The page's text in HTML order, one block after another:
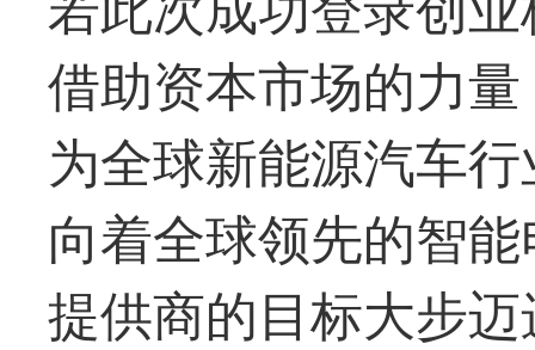
借助资本市场的力
为全球新能源汽车
向着全球领先的智
提供商的目标大步